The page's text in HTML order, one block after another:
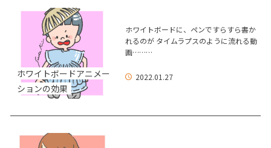
ホワイトボードアニメー
ションの効果
ホワイトボードに、ペンですらすら書か
れるのが タイムラプスのように流れる動
画………
2022.01.27